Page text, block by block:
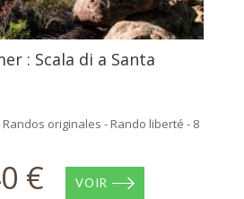
: Scala di a Santa
originales - Rando liberté - 8
€ VOIR